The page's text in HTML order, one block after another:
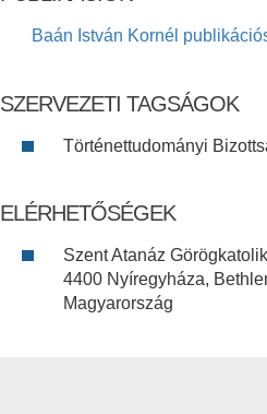
Baán István Kornél
SZERVEZETI TAGSÁGOK
Történettudományi
ELÉRHETŐSÉGEK
Szent Atanáz
4400 Nyíregyháza,
Magyarország